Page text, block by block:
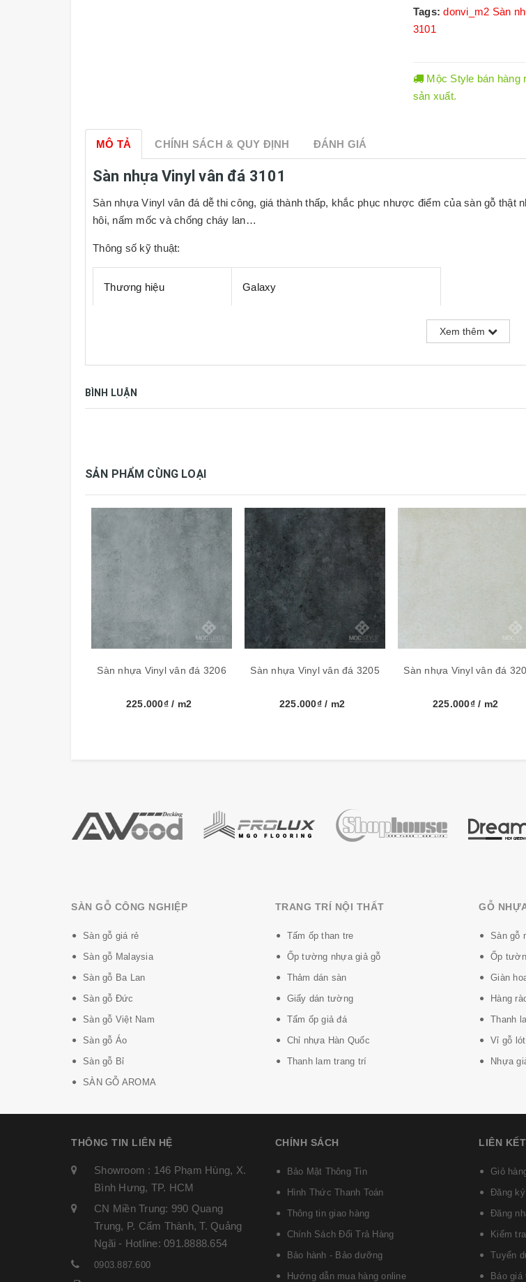
Tags:donvi_m2 Sàn
3101
Mộc Style bán hàng
sản xuất.
MÔ TẢ CHÍNH SÁCH & QUY ĐỊNH ĐÁNH GIÁ
Sàn nhựa Vinyl vân đá 3101
Sàn nhựa Vinyl vân đá dễ thi công, giá thành thấp, khắc phục nhược điểm của sàn gỗ thật
hôi, nấm mốc và chống cháy lan…
Thông số kỹ thuật:
Thương hiệu Galaxy
Đóng gói 16 tấm, 3.31m2/thùng
Những ưu điểm nổi bật của sàn nhựa Galaxy vân đá:
- Không cong vênh, mục nát mối mọt.
- Chống trơn trượt , an toàn cho người sử dụng.
- Có thể chống tia tử ngoại (UV).
- Không kháng nước (vệ sinh lau chùi đơn giản).
- Thành phần cấu tạo được kiểm nghiệm không chứa các loại chất độc hại.
- Độ giãn nỡ vì nhiệt rất thấp
- Dễ dàng tạo hình cắt gọt , thi công và lắp đặt đơn giản.
Xem thêm
BÌNH LUẬN
SẢN PHẨM CÙNG LOẠI
Sàn nhựa Vinyl vân đá 3206
225.000₫/ m2
Sàn nhựa Vinyl vân đá 3205
225.000₫/ m2
Sàn nhựa Vinyl vân đá
225.000₫/ m2
SÀN GỖ CÔNG NGHIỆP
Sàn gỗ giá rẻ
Sàn gỗ Malaysia
Sàn gỗ Ba Lan
Sàn gỗ Đức
Sàn gỗ Việt Nam
Sàn gỗ Áo
Sàn gỗ Bỉ
SÀN GỖ AROMA
TRANG TRÍ NỘI THẤT
Tấm ốp than tre
Ốp tường nhựa giả gỗ
Thảm dán sàn
Giấy dán tường
Tấm ốp giả đá
Chỉ nhựa Hàn Quốc
Thanh lam trang trí
GỖ
Sàn gỗ
Ốp
Giàn
Hàng
Thanh
Vỉ gỗ
Nhựa
THÔNG TIN LIÊN HỆ
Showroom : 146 Phạm Hùng, X.
Bình Hưng, TP. HCM
CN Miền Trung: 990 Quang
Trung, P. Cẩm Thành, T. Quảng
Ngãi - Hotline: 091.8888.654
0903.887.600
CHÍNH SÁCH
Bảo Mật Thông Tin
Hình Thức Thanh Toán
Thông tin giao hàng
Chính Sách Đổi Trả Hàng
Bảo hành - Bảo dưỡng
Hướng dẫn mua hàng online
LIÊN KẾT
Giỏ
Đăng ký
Đăng
Kiểm
Tuyển
Báo giá